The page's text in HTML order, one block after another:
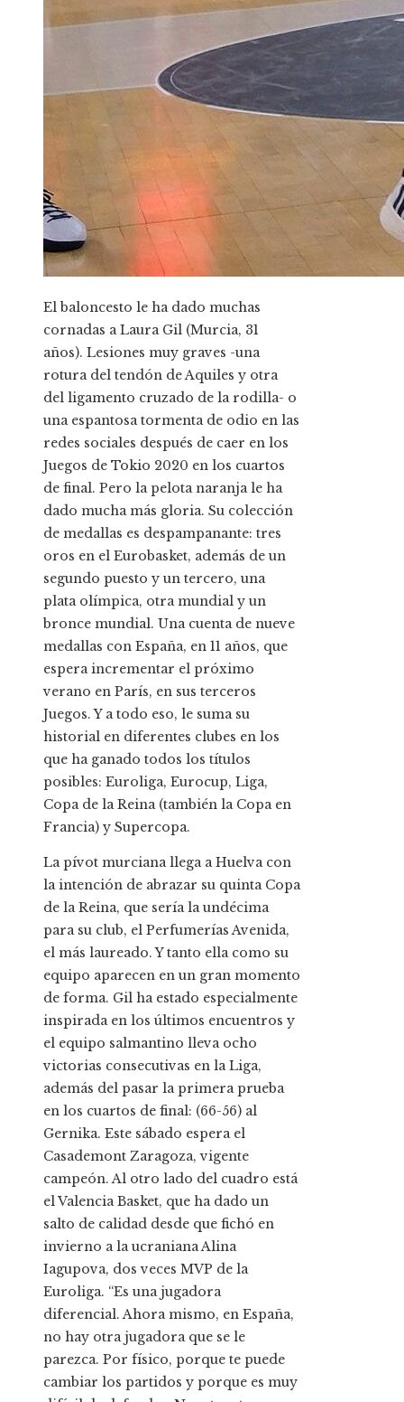
El baloncesto le ha dado muchas
cornadas a Laura Gil (Murcia, 31
años). Lesiones muy graves -una
rotura del tendón de Aquiles y otra
del ligamento cruzado de la rodilla- o
una espantosa tormenta de odio en las
redes sociales después de caer en los
Juegos de Tokio 2020 en los cuartos
de final. Pero la pelota naranja le ha
dado mucha más gloria. Su colección
de medallas es despampanante: tres
oros en el Eurobasket, además de un
segundo puesto y un tercero, una
plata olímpica, otra mundial y un
bronce mundial. Una cuenta de nueve
medallas con España, en 11 años, que
espera incrementar el próximo
verano en París, en sus terceros
Juegos. Y a todo eso, le suma su
historial en diferentes clubes en los
que ha ganado todos los títulos
posibles: Euroliga, Eurocup, Liga,
Copa de la Reina (también la Copa en
Francia) y Supercopa.
La pívot murciana llega a Huelva con
la intención de abrazar su quinta Copa
de la Reina, que sería la undécima
para su club, el Perfumerías Avenida,
el más laureado. Y tanto ella como su
equipo aparecen en un gran momento
de forma. Gil ha estado especialmente
inspirada en los últimos encuentros y
el equipo salmantino lleva ocho
victorias consecutivas en la Liga,
además del pasar la primera prueba
en los cuartos de final: (66-56) al
Gernika. Este sábado espera el
Casademont Zaragoza, vigente
campeón. Al otro lado del cuadro está
el Valencia Basket, que ha dado un
salto de calidad desde que fichó en
invierno a la ucraniana Alina
Iagupova, dos veces MVP de la
Euroliga. “Es una jugadora
diferencial. Ahora mismo, en España,
no hay otra jugadora que se le
parezca. Por físico, porque te puede
cambiar los partidos y porque es muy